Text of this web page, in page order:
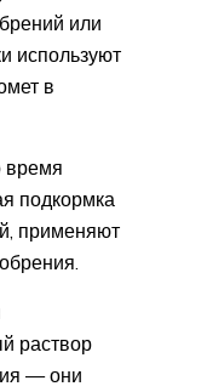
или
используют
в
время
подкормка
применяют
раствор
— они